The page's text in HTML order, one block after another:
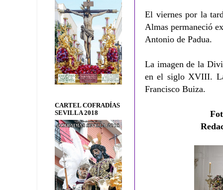
El viernes por la
Almas permaneció
Antonio de Padua.
La imagen de la
en el siglo XVIII.
Francisco Buiza.
CARTEL COFRADÍAS
SEVILLA 2018